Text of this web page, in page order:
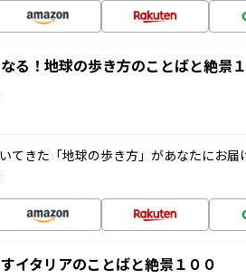
る！地球の歩き方のことばと絶景
てきた「地球の歩き方」があなたにお
イタリアのことばと絶景１００